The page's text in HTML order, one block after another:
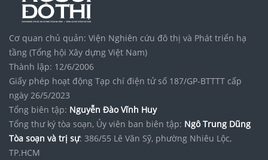
Địa chỉ tin cậy đểMua ống gió chống cháy tại Bình Dương
Tập đoàn Bcons Group
Vinhomes Saigon Park
Cơ quan chủ quản: Viện Nghiên cứu đô thị và Phát triển hạ
tầng (Tổng hội Xây dựng Việt Nam)
Thành lập: 12/6/2006
Giấy phép hoạt động Tạp chí điện tử số 187/GP-BTTTT cấp
ngày 26/5/2023
Tổng biên tập: Nguyễn Đào Vĩnh Huy
Tổng thư ký tòa soạn, Ủy viên ban biên tập: Ngô Trung Dũng
Tòa soạn và trị sự: 386/55 Lê Văn Sỹ, phường Nhiêu Lộc,
TP.HCM